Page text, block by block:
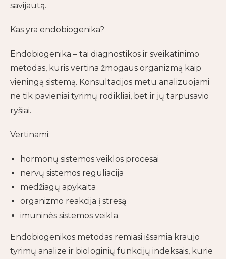
savijautą.
Kas yra endobiogenika?
Endobiogenika – tai diagnostikos ir sveikatinimo
metodas, kuris vertina žmogaus organizmą kaip
vieningą sistemą. Konsultacijos metu analizuojami
ne tik pavieniai tyrimų rodikliai, bet ir jų tarpusavio
ryšiai.
Vertinami:
hormonų sistemos veiklos procesai
nervų sistemos reguliacija
medžiagų apykaita
organizmo reakcija į stresą
imuninės sistemos veikla.
Endobiogenikos metodas remiasi išsamia kraujo
tyrimų analize ir biologinių funkcijų indeksais, kurie